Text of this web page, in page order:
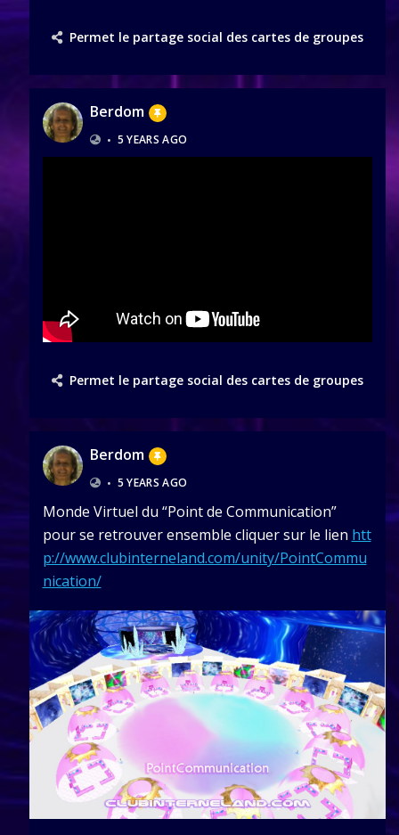
Permet le partage social des cartes de groupes
Berdom
• 5 YEARS AGO
Permet le partage social des cartes de groupes
Berdom
• 5 YEARS AGO
Monde Virtuel du “Point de Communication”
pour se retrouver ensemble cliquer sur le lien htt
p://www.clubinterneland.com/unity/PointCommu
nication/